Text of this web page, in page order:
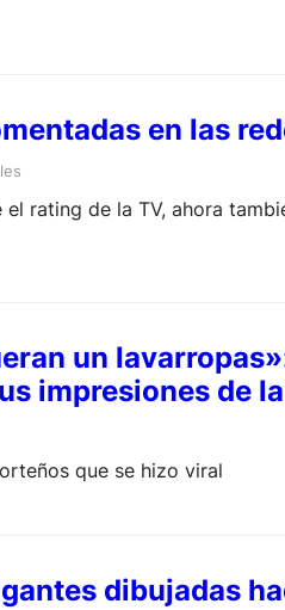
en las
rating de la TV, ahora
un
impresiones de
que se hizo viral
dibujadas